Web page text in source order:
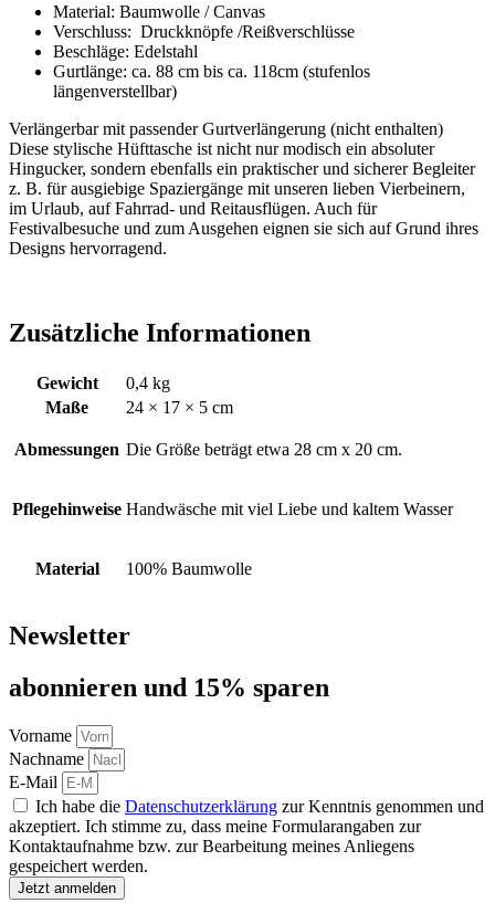
Material: Baumwolle / Canvas
Verschluss: Druckknöpfe /Reißverschlüsse
Beschläge: Edelstahl
Gurtlänge: ca. 88 cm bis ca. 118cm (stufenlos
längenverstellbar)
Verlängerbar mit passender Gurtverlängerung (nicht enthalten)
Diese stylische Hüfttasche ist nicht nur modisch ein absoluter
Hingucker, sondern ebenfalls ein praktischer und sicherer Begleiter
z. B. für ausgiebige Spaziergänge mit unseren lieben Vierbeinern,
im Urlaub, auf Fahrrad- und Reitausflügen. Auch für
Festivalbesuche und zum Ausgehen eignen sie sich auf Grund ihres
Designs hervorragend.
Zusätzliche Informationen
Gewicht
0,4 kg
Maße
24 × 17 × 5 cm
Abmessungen Die Größe beträgt etwa 28 cm x 20 cm.
Pflegehinweise Handwäsche mit viel Liebe und kaltem Wasser
Material 100% Baumwolle
Newsletter
abon­nie­ren und 15% sparen
Vorname
Nachname
E-Mail
Ich habe die Datenschutzerklärung zur Kenntnis genommen und
akzeptiert. Ich stimme zu, dass meine Formularangaben zur
Kontaktaufnahme bzw. zur Bearbeitung meines Anliegens
gespeichert werden.
Jetzt anmelden